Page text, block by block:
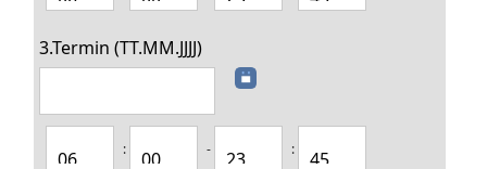
3.Termin (TT.MM.JJJJ)
: - :